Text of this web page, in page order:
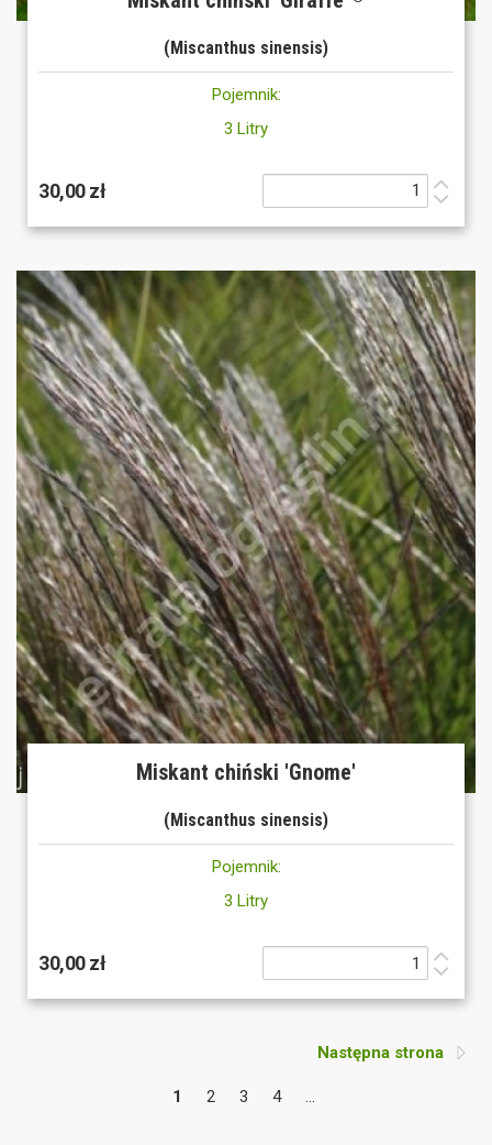
(Miscanthus sinensis)
Pojemnik:
3 Litry
30,00 zł
Miskant chiński 'Gnome'
(Miscanthus sinensis)
Pojemnik:
3 Litry
30,00 zł
1 2 3 4 ...
Następna strona